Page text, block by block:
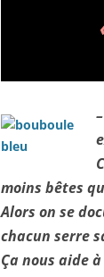
moins bêtes
Alors on se
chacun serre
Ça nous aide